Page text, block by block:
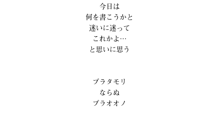
今日は
何を書こうかと
迷いに迷って
これかよ…
と思いに思う
ブラタモリ
ならぬ
ブラオオノ